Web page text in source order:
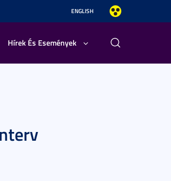
ENGLISH
Hírek És Események